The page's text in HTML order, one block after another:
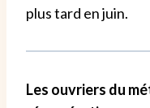
plus tard en juin.
Les ouvriers du